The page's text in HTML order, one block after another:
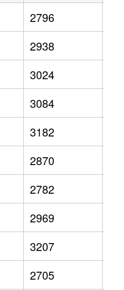
2796
2938
3024
3084
3182
2870
2782
2969
3207
2705